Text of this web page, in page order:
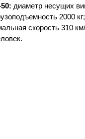
диаметр несущих
2000
скорость 310